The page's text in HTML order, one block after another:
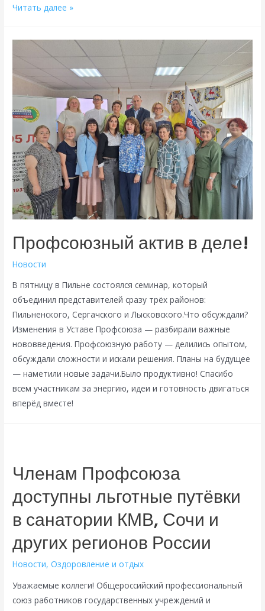
Профсоюзный
призванию
Читать далее »
Профсоюзный актив в деле!
Новости
В пятницу в Пильне состоялся семинар, который
объединил представителей сразу трёх районов:
Пильненского, Сергачского и Лысковского.Что обсуждали?
Изменения в Уставе Профсоюза — разбирали важные
нововведения. Профсоюзную работу — делились опытом,
обсуждали сложности и искали решения. Планы на будущее
— наметили новые задачи.Было продуктивно! Спасибо
всем участникам за энергию, идеи и готовность двигаться
вперёд вместе!
Членам Профсоюза
доступны льготные путёвки
в санатории КМВ, Сочи и
других регионов России
Новости,Оздоровление и отдых
Уважаемые коллеги! Общероссийский профессиональный
союз работников государственных учреждений и